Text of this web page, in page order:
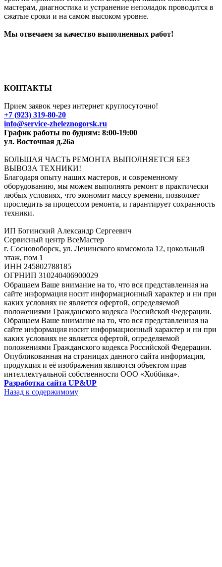
мастерам, диагностика и устранение неполадок проводится в
сжатые сроки и на самом высоком уровне.
Мы отвечаем за качество выполненных работ!
КОНТАКТЫ
Прием заявок через интернет круглосуточно!
+7 (923) 319-80-20
info@service-zheleznogorsk.ru
График работы по будням: 8:00-19:00
ул. Восточная д.26а
БОЛЬШАЯ ЧАСТЬ РЕМОНТА ВЫПОЛНЯЕТСЯ БЕЗ
ВЫВОЗА ТЕХНИКИ!
Благодаря опыту наших мастеров, и современному
оборудованию, мы можем выполнять ремонт в практически
любых условиях, что экономит массу времени, позволяет
проследить за процессом ремонта, и гарантирует сохранность
техники.
ИП Богинский Александр Сергеевич
Сервисный центр ВсеМастер
г. Сосновоборск, ул. Ленинского комсомола 12, цокольный
этаж, пом 1
ИНН 245802788185
ОГРНИП 310240406900029
Обращаем Ваше внимание на то, что вся представленная на
сайте информация носит информационный характер и ни при
каких условиях не является офертой, определяемой
положениями Гражданского кодекса Российской Федерации.
Обращаем Ваше внимание на то, что вся представленная на
сайте информация носит информационный характер и ни при
каких условиях не является офертой, определяемой
положениями Гражданского кодекса Российской Федерации.
Опубликованная на страницах данного сайта информация,
продукция и её изображения являются объектом прав
интеллектуальной собственности ООО «Хоббика».
Разработка сайта UP&UP
Назад к содержимому